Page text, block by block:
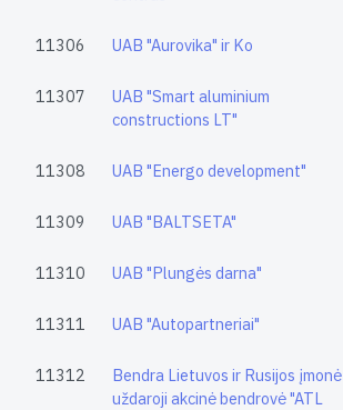
11306 UAB "Aurovika" ir Ko
11307
UAB "Smart aluminium
constructions LT"
11308 UAB "Energo development"
11309 UAB "BALTSETA"
11310 UAB "Plungės darna"
11311 UAB "Autopartneriai"
11312
Bendra Lietuvos ir Rusijos įmonė
uždaroji akcinė bendrovė "ATL